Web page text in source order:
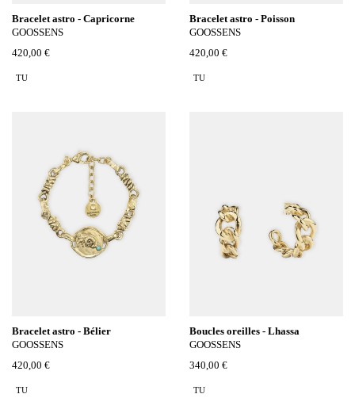
Bracelet astro - Capricorne
GOOSSENS
420,00 €
TU
Bracelet astro - Poisson
GOOSSENS
420,00 €
TU
Bracelet astro - Bélier
GOOSSENS
420,00 €
TU
Boucles oreilles - Lhassa
GOOSSENS
340,00 €
TU